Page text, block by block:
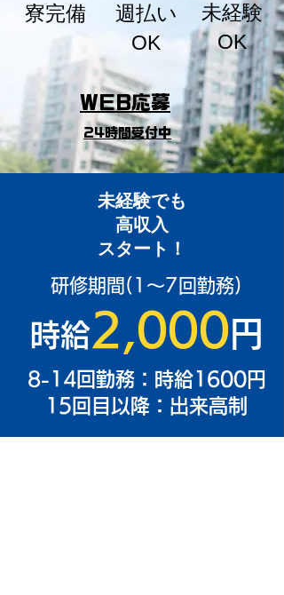
​未経験
OK
週払い
OK
​寮完備
WEB応募
24時間受付中
未経験でも
高収入
​スタート！
​研修期間(1～7回勤務)
時給2,000 円
8-14回勤務：時給1600円
15回目以降：出来高制